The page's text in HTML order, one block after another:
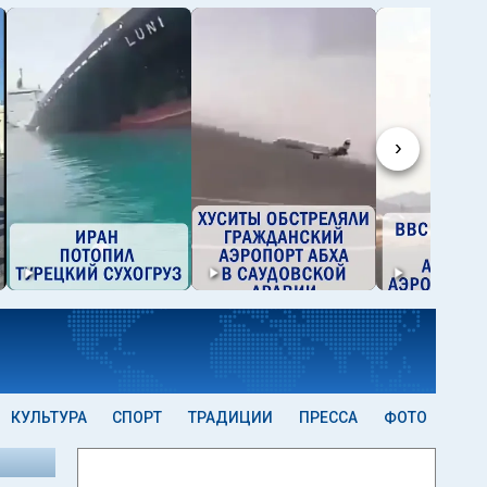
›
КУЛЬТУРА СПОРТ ТРАДИЦИИ ПРЕССА ФОТО